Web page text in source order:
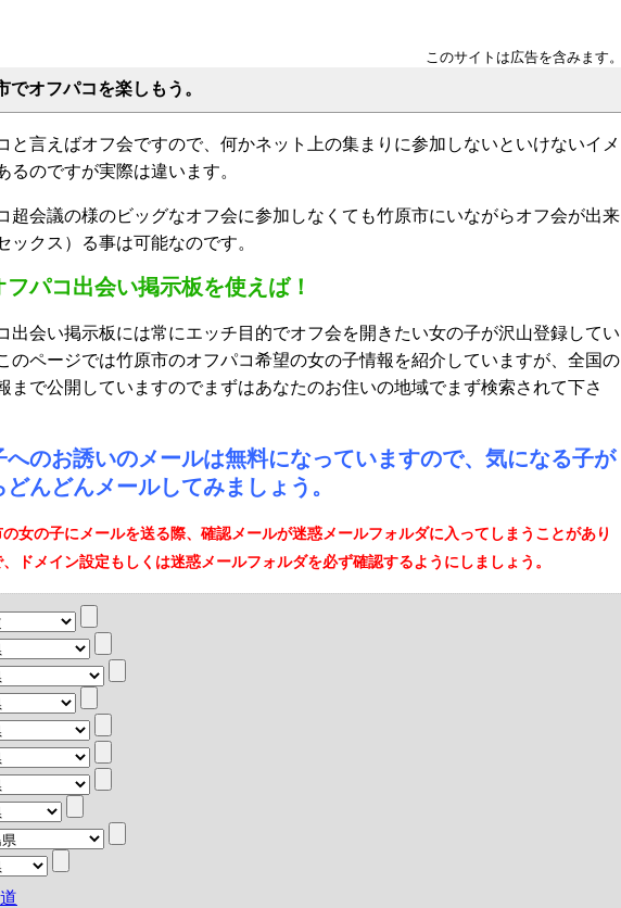
このサイトは広告を含みます。
でオフパコを楽しもう。
と言えばオフ会ですので、何かネット上の集まりに参加しないといけないイメ
るのですが実際は違います。
超会議の様のビッグなオフ会に参加しなくても竹原市にいながらオフ会が出来
ックス）る事は可能なのです。
フパコ出会い掲示板を使えば！
出会い掲示板には常にエッチ目的でオフ会を開きたい女の子が沢山登録してい
のページでは竹原市のオフパコ希望の女の子情報を紹介していますが、全国の
まで公開していますのでまずはあなたのお住いの地域でまず検索されて下さ
へのお誘いのメールは無料になっていますので、気になる子が
どんどんメールしてみましょう。
女の子にメールを送る際、確認メールが迷惑メールフォルダに入ってしまうことがあり
、ドメイン設定もしくは迷惑メールフォルダを必ず確認するようにしましょう。